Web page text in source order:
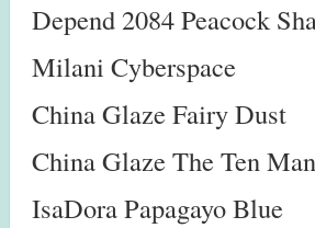
Depend 2084 Peacock
Milani Cyberspace
China Glaze Fairy Dust
China Glaze The Ten Man
IsaDora Papagayo Blue